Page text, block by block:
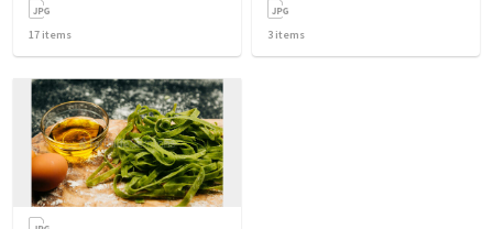
17 items 3 items